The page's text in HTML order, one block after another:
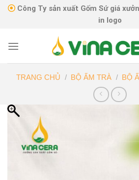
Skip Công Ty sản xuất Gốm Sứ giá
in logo
TRANG CHỦ / BỘ ẤM TRÀ / BỘ